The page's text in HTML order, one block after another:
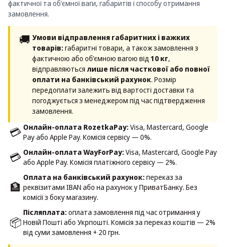
фактичної та об’ємної ваги, габаритів і способу отримання
замовлення.
🚚 Умови відправлення габаритних і важких
товарів:габаритні товари, а також замовлення з
фактичною або об’ємною вагою від 10 кг,
відправляються лише після часткової або повної
оплати на банківський рахунок. Розмір
передоплати залежить від вартості доставки та
погоджується з менеджером під час підтвердження
замовлення.
💳 Онлайн-оплата RozetkaPay:Visa, Mastercard, Google
Pay або Apple Pay. Комісія сервісу — 0%.
💳 Онлайн-оплата WayForPay:Visa, Mastercard, Google Pay
або Apple Pay. Комісія платіжного сервісу — 2%.
🏦
Оплата на банківський рахунок:переказ за
реквізитами IBAN або на рахунок у ПриватБанку. Без
комісії з боку магазину.
📦
Післяплата:оплата замовлення під час отримання у
Новій Пошті або Укрпошті. Комісія за переказ коштів — 2%
від суми замовлення + 20 грн.